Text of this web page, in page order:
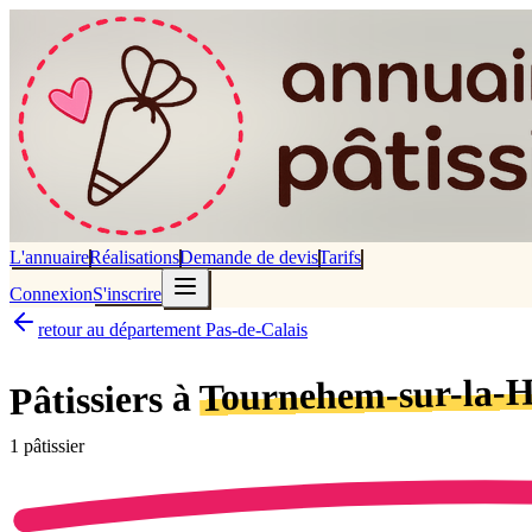
L'annuaireRéalisationsDemande de devisTarifs
ConnexionS'inscrire
retour au département Pas-de-Calais
Pâtissiers àTournehem-sur-la-
1 pâtissier